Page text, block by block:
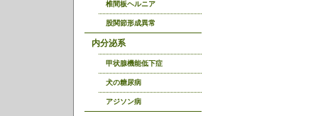
椎間板ヘルニア
股関節形成異常
内分泌系
甲状腺機能低下症
犬の糖尿病
アジソン病